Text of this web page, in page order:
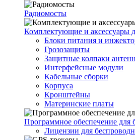
Радиомосты
Комплектующие и аксессуары
Блоки питания и
Грозозащиты
Защитные колпаки антенн
Интерфейсные модули
Кабельные сборки
Корпуса
Кронштейны
Материнские платы
Программное обеспечение для
Лицензии для